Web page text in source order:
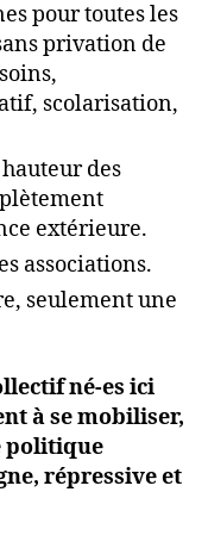
pour toutes les
privation de
scolarisation,
des
extérieure.
associations.
seulement une
né-es ici
à se mobiliser,
politique
répressive et